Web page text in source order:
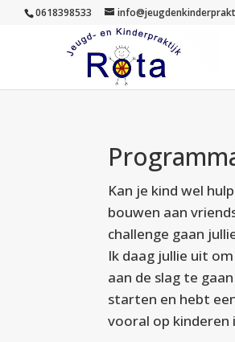
0618398533
Kan je kind wel
bouwen aan
challenge gaan
Ik daag jullie uit
aan de slag te
starten en hebt
vooral op